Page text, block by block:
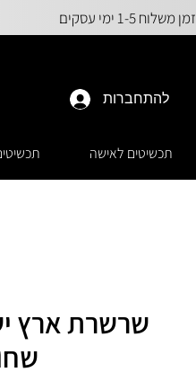
זמן משלוח 1-5 ימי עסקים
להתחברות
תכשיטים לאישה
שרשרת ארץ